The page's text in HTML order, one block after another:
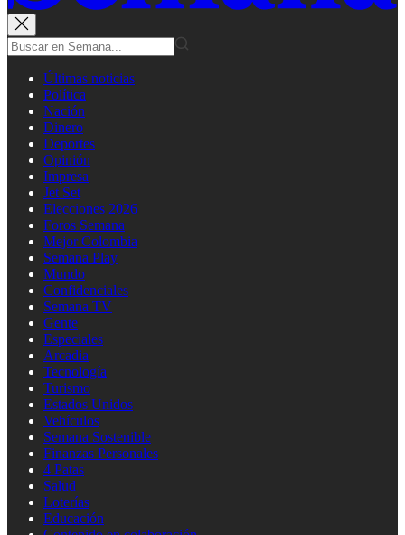
Últimas noticias
Política
Nación
Dinero
Deportes
Opinión
Impresa
Jet Set
Elecciones 2026
Foros Semana
Mejor Colombia
Semana Play
Mundo
Confidenciales
Semana TV
Gente
Especiales
Arcadia
Tecnología
Turismo
Estados Unidos
Vehículos
Semana Sostenible
Finanzas Personales
4 Patas
Salud
Loterías
Educación